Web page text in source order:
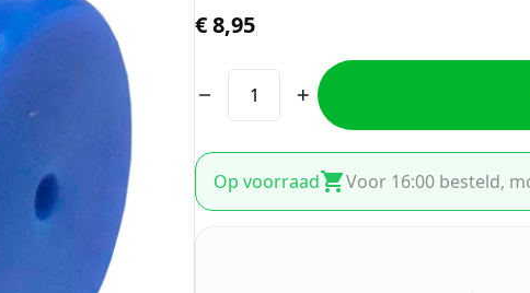
€8,95
Op voorraad Voor 16:00 besteld,